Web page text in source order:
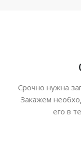
Срочно нужна
Закажем
его в